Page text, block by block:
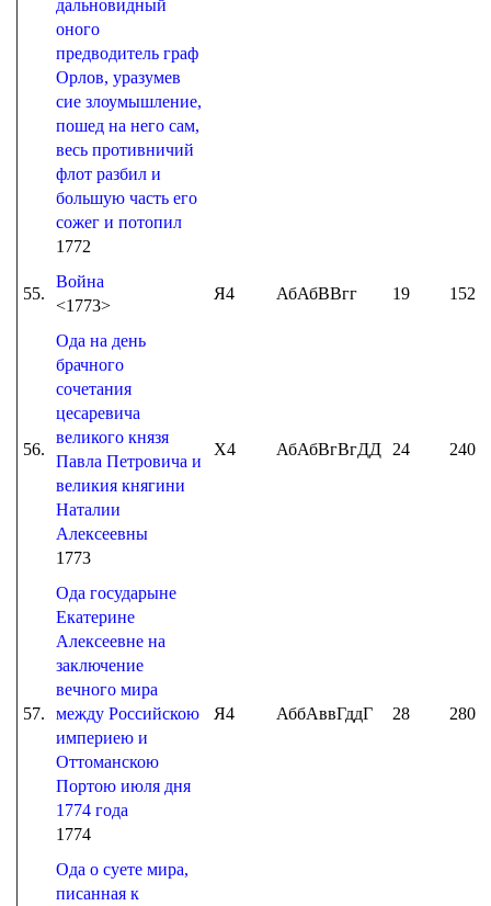
дальновидный
оного
предводитель граф
Орлов, уразумев
сие злоумышление,
пошед на него сам,
весь противничий
флот разбил и
большую часть его
сожег и потопил
1772
55.
Война
<1773>
Я4 АбАбВВгг 19 152
56.
Ода на день
брачного
сочетания
цесаревича
великого князя
Павла Петровича и
великия княгини
Наталии
Алексеевны
1773
Х4 АбАбВгВгДД 24 240
57.
Ода государыне
Екатерине
Алексеевне на
заключение
вечного мира
между Российскою
империею и
Оттоманскою
Портою июля дня
1774 года
1774
Я4 АббАввГддГ 28 280
Ода о суете мира,
писанная к